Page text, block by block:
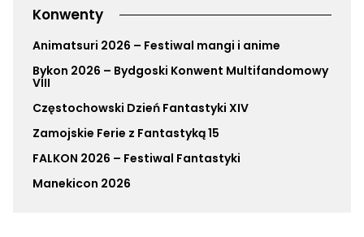
Konwenty
Animatsuri 2026 – Festiwal mangi i anime
Bykon 2026 – Bydgoski Konwent Multifandomowy
VIII
Częstochowski Dzień Fantastyki XIV
Zamojskie Ferie z Fantastyką 15
FALKON 2026 – Festiwal Fantastyki
Manekicon 2026